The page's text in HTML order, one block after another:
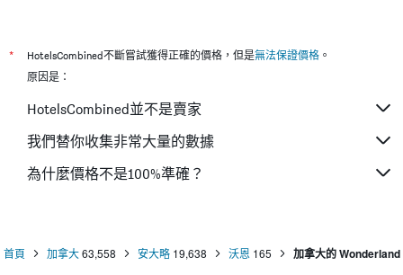
* HotelsCombined不斷嘗試獲得正確的價格，但是無法保證價格 。
原因是：
HotelsCombined並不是賣家
我們替你收集非常大量的數據
為什麼價格不是100%準確？
首頁 加拿大 63,558 安大略 19,638 沃恩 165 加拿大的 Wonderland